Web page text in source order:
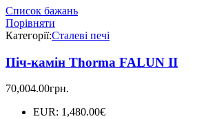
Список бажань
Порівняти
Категорії:Сталеві печі
Піч-камін Thorma FALUN II
70,004.00грн.
EUR: 1,480.00€